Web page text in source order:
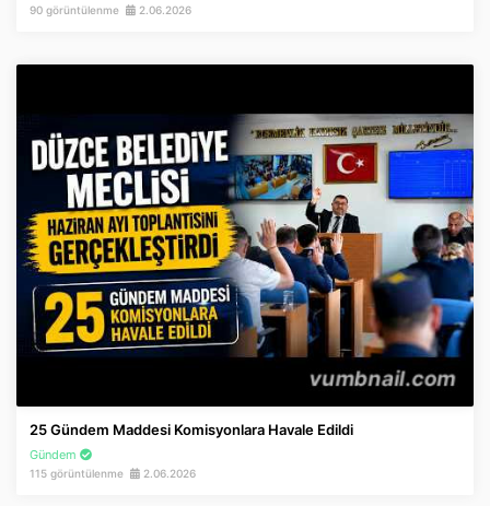
90 görüntülenme 2.06.2026
25 Gündem Maddesi Komisyonlara Havale Edildi
Gündem
115 görüntülenme 2.06.2026